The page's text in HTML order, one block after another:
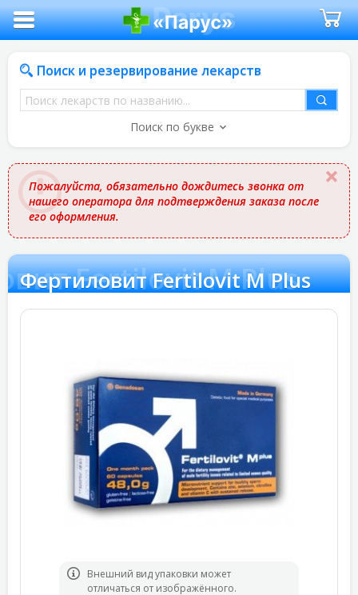
Поиск и резервирование лекарств
Поиск
лекарств
названию
Поиск по букве
Пожалуйста, обязательно дождитесь звонка от
нашего оператора для подтверждения заказа после
его оформления.
Fertilovit M Plus
Фертиловит Fertilovit M Plus
Bнешний вид упаковки может
отличаться от изображённого.